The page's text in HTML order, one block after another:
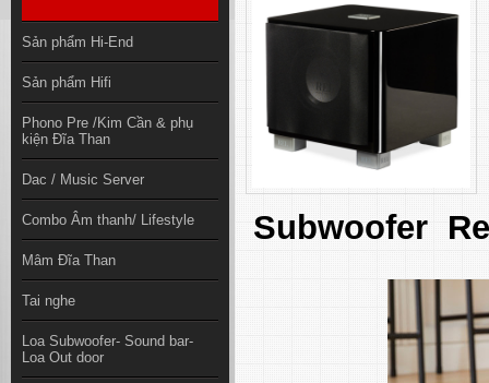
Sản phẩm Hi-End
Sản phẩm Hifi
Phono Pre /Kim Cần & phụ
kiện Đĩa Than
Dac / Music Server
Combo Âm thanh/ Lifestyle
Mâm Đĩa Than
Tai nghe
Loa Subwoofer- Sound bar-
Loa Out door
Subwoofer